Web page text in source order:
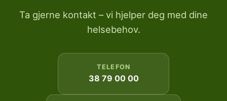
Ta gjerne kontakt – vi hjelper deg med dine
helsebehov.
TELEFON
38 79 00 00